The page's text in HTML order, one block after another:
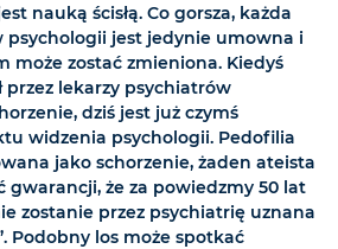
nauką ścisłą. Co gorsza, każda
jest jedynie umowna i
może zostać zmieniona. Kiedyś
przez lekarzy psychiatrów
dziś jest już czymś
widzenia psychologii. Pedofilia
jako schorzenie, żaden ateista
gwarancji, że za powiedzmy 50 lat
zostanie przez psychiatrię uznana
Podobny los może spotkać